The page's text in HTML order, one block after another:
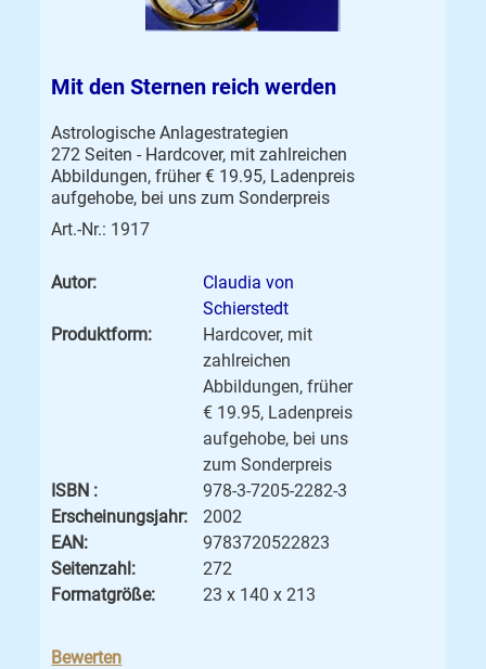
Mit den Sternen reich werden
Astrologische Anlagestrategien
272 Seiten - Hardcover, mit zahlreichen
Abbildungen, früher € 19.95, Ladenpreis
aufgehobe, bei uns zum Sonderpreis
Art.-Nr.: 1917
Autor:
Claudia von
Schierstedt
Produktform:
Hardcover, mit
zahlreichen
Abbildungen, früher
€ 19.95, Ladenpreis
aufgehobe, bei uns
zum Sonderpreis
ISBN :
978-3-7205-2282-3
Erscheinungsjahr:
2002
EAN:
9783720522823
Seitenzahl:
272
Formatgröße:
23 x 140 x 213
Bewerten